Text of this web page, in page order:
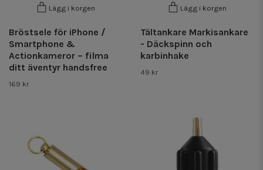
Lägg i korgen
Bröstsele för iPhone /
Smartphone &
Actionkameror – filma
ditt äventyr handsfree
169 kr
Lägg i korgen
Tältankare Markisankare
- Däckspinn och
karbinhake
49 kr